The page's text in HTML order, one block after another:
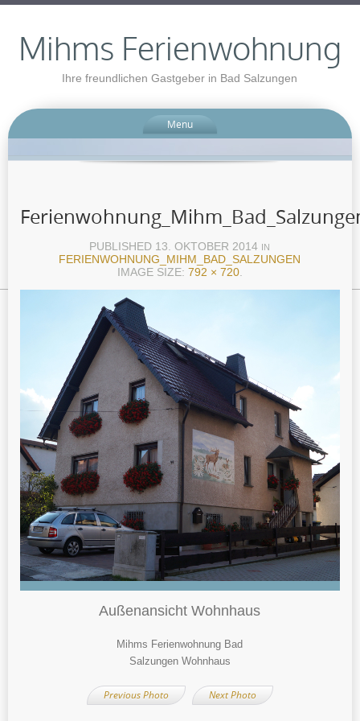
Mihms Ferienwohnung
Ihre freundlichen Gastgeber in Bad Salzungen
Menu
PUBLISHED 13. OKTOBER 2014 IN
FERIENWOHNUNG_MIHM_BAD_SALZUNGEN
IMAGE SIZE: 792 × 720.
Außenansicht Wohnhaus
Mihms Ferienwohnung Bad
Salzungen Wohnhaus
Previous Photo Next Photo